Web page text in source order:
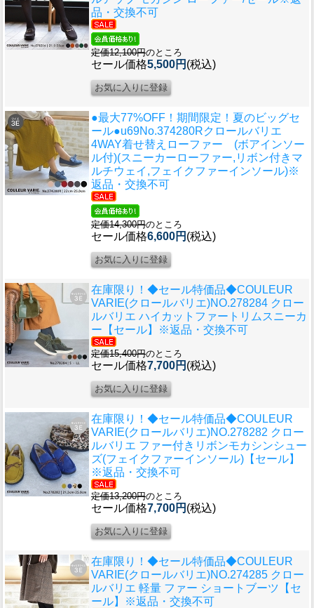
品・交換不可
定価12,100円のところ
セール価格5,500円 (税込)
●最大77%OFF！期間限定！夏のビッグセ
ール●u69No.374280Rクロールバリエ
4WAY着せ替えローファー (ボアインソー
ル付)(スニーカーローファー,リボン付きマ
ルチウェイ,フェイクファーインソール)※
返品・交換不可
定価14,300円のところ
セール価格6,600円 (税込)
在庫限り！◆セール特価品◆COULEUR
VARIE(クロールバリエ)NO.278284 クロー
ルバリエ ハイカットファートリムスニーカ
ー【セール】※返品・交換不可
定価15,400円のところ
セール価格7,700円 (税込)
在庫限り！◆セール特価品◆COULEUR
VARIE(クロールバリエ)NO.278282 クロー
ルバリエ ファー付きリボンモカシンシュー
ズ(フェイクファーインソール)【セール】
※返品・交換不可
定価13,200円のところ
セール価格7,700円 (税込)
在庫限り！◆セール特価品◆COULEUR
VARIE(クロールバリエ)NO.274285 クロー
ルバリエ 軽量 ファー ショートブーツ【セ
ール】※返品・交換不可